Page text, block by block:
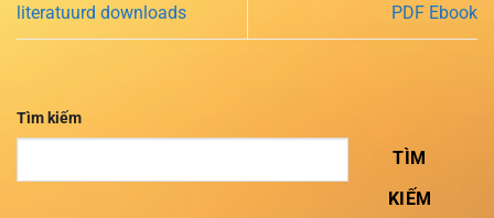
literatuurd downloads
PDF Ebook
Tìm kiếm
TÌM
KIẾM